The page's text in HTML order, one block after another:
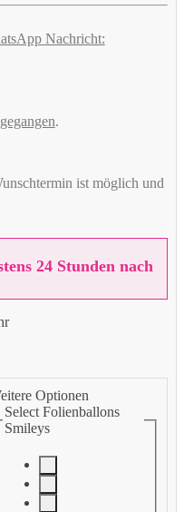
Nachricht:
.
ist möglich und
24 Stunden nach
Optionen
Select Folienballons
Smileys